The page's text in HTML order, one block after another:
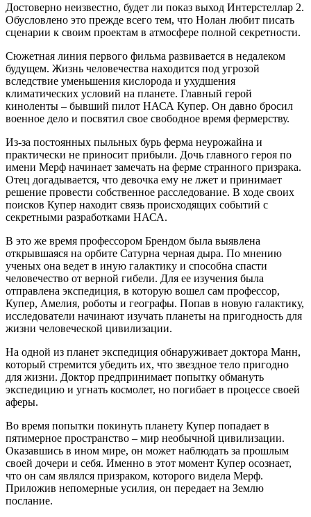
Достоверно неизвестно, будет ли показ выход Интерстеллар 2.
Обусловлено это прежде всего тем, что Нолан любит писать
сценарии к своим проектам в атмосфере полной секретности.
Сюжетная линия первого фильма развивается в недалеком
будущем. Жизнь человечества находится под угрозой
вследствие уменьшения кислорода и ухудшения
климатических условий на планете. Главный герой
киноленты – бывший пилот НАСА Купер. Он давно бросил
военное дело и посвятил свое свободное время фермерству.
Из-за постоянных пыльных бурь ферма неурожайна и
практически не приносит прибыли. Дочь главного героя по
имени Мерф начинает замечать на ферме странного призрака.
Отец догадывается, что девочка ему не лжет и принимает
решение провести собственное расследование. В ходе своих
поисков Купер находит связь происходящих событий с
секретными разработками НАСА.
В это же время профессором Брендом была выявлена
открывшаяся на орбите Сатурна черная дыра. По мнению
ученых она ведет в иную галактику и способна спасти
человечество от верной гибели. Для ее изучения была
отправлена экспедиция, в которую вошел сам профессор,
Купер, Амелия, роботы и географы. Попав в новую галактику,
исследователи начинают изучать планеты на пригодность для
жизни человеческой цивилизации.
На одной из планет экспедиция обнаруживает доктора Манн,
который стремится убедить их, что звездное тело пригодно
для жизни. Доктор предпринимает попытку обмануть
экспедицию и угнать космолет, но погибает в процессе своей
аферы.
Во время попытки покинуть планету Купер попадает в
пятимерное пространство – мир необычной цивилизации.
Оказавшись в ином мире, он может наблюдать за прошлым
своей дочери и себя. Именно в этот момент Купер осознает,
что он сам являлся призраком, которого видела Мерф.
Приложив непомерные усилия, он передает на Землю
послание.